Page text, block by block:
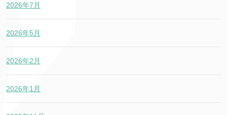
2026年7月
2026年5月
2026年2月
2026年1月